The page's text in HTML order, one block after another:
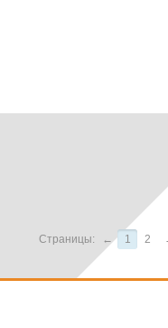
Страницы: ← 1 2